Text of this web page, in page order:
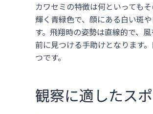
カワセミの特徴は何といっても
輝く青緑色で、顔にある白い斑
す。飛翔時の姿勢は直線的で、
前に見つける手助けとなります
つです。
観察に適したス